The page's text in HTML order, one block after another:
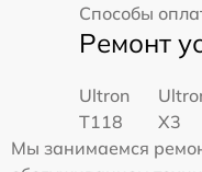
Способы
Ремонт
Ultron
T118
X3
Мы занимаемся